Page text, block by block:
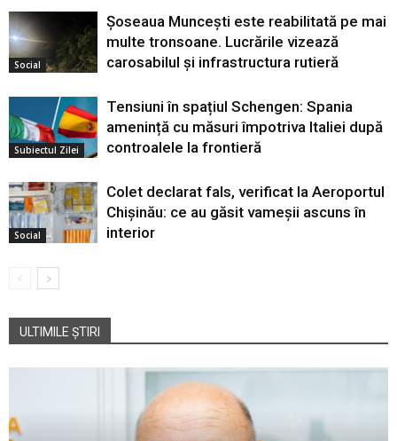
Social
Șoseaua Muncești este reabilitată pe mai
multe tronsoane. Lucrările vizează
carosabilul și infrastructura rutieră
Subiectul Zilei
Tensiuni în spațiul Schengen: Spania
amenință cu măsuri împotriva Italiei după
controalele la frontieră
Social
Colet declarat fals, verificat la Aeroportul
Chișinău: ce au găsit vameșii ascuns în
interior
ULTIMILE ȘTIRI